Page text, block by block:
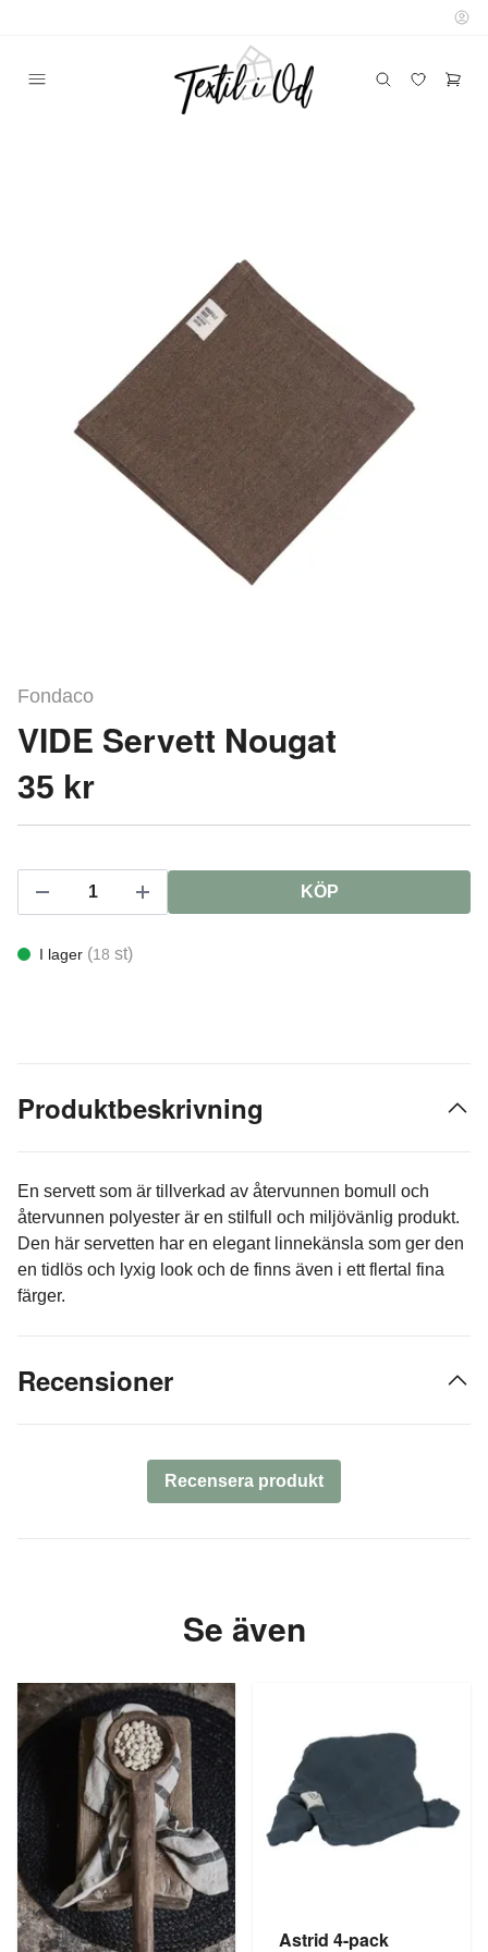
Fondaco
VIDE Servett Nougat
35 kr
KÖP
I lager (18 st)
Produktbeskrivning
En servett som är tillverkad av återvunnen bomull och
återvunnen polyester är en stilfull och miljövänlig produkt.
Den här servetten har en elegant linnekänsla som ger den
en tidlös och lyxig look och de finns även i ett flertal fina
färger.
Recensioner
Recensera produkt
Se även
Astrid 4-pack